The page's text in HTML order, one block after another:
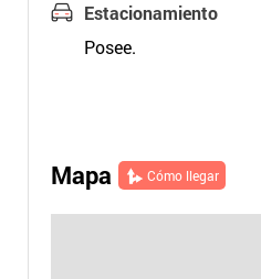
Estacionamiento
Posee.
Mapa Cómo llegar